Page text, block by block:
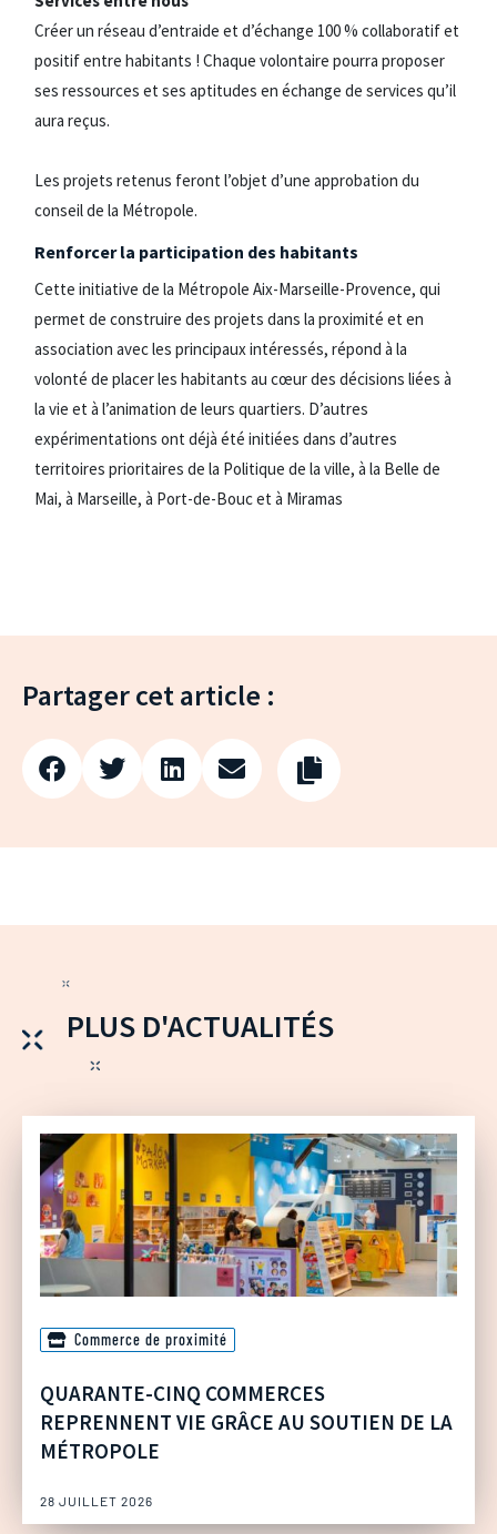
Créer un réseau d’entraide et d’échange 100 % collaboratif et
positif entre habitants ! Chaque volontaire pourra proposer
ses ressources et ses aptitudes en échange de services qu’il
aura reçus.
Les projets retenus feront l’objet d’une approbation du
conseil de la Métropole.
Renforcer la participation des habitants
Cette initiative de la Métropole Aix-Marseille-Provence, qui
permet de construire des projets dans la proximité et en
association avec les principaux intéressés, répond à la
volonté de placer les habitants au cœur des décisions liées à
la vie et à l’animation de leurs quartiers. D’autres
expérimentations ont déjà été initiées dans d’autres
territoires prioritaires de la Politique de la ville, à la Belle de
Mai, à Marseille, à Port-de-Bouc et à Miramas
Partager cet article :
PLUS D'ACTUALITÉS
Commerce de proximité
QUARANTE-CINQ COMMERCES
REPRENNENT VIE GRÂCE AU SOUTIEN DE LA
MÉTROPOLE
28 JUILLET 2026